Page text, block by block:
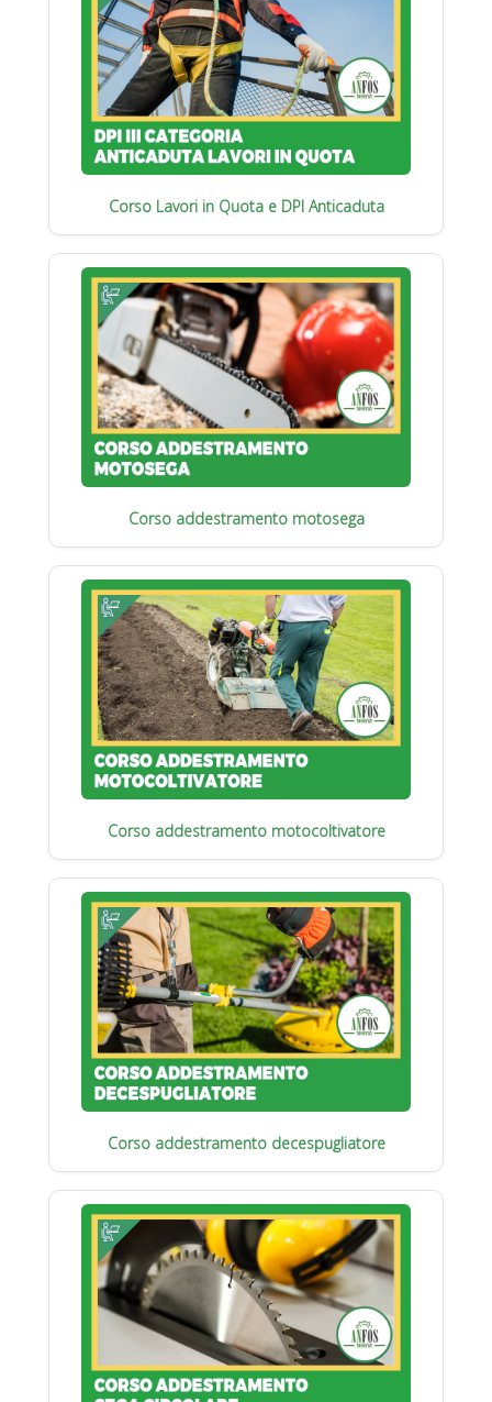
Corso Lavori in Quota e DPI Anticaduta
Corso addestramento motosega
Corso addestramento motocoltivatore
Corso addestramento decespugliatore